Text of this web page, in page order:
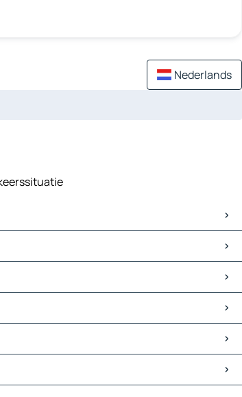
Nederlands